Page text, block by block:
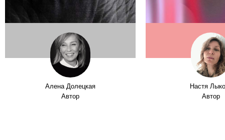
Алена Долецкая
Автор
Настя
Автор